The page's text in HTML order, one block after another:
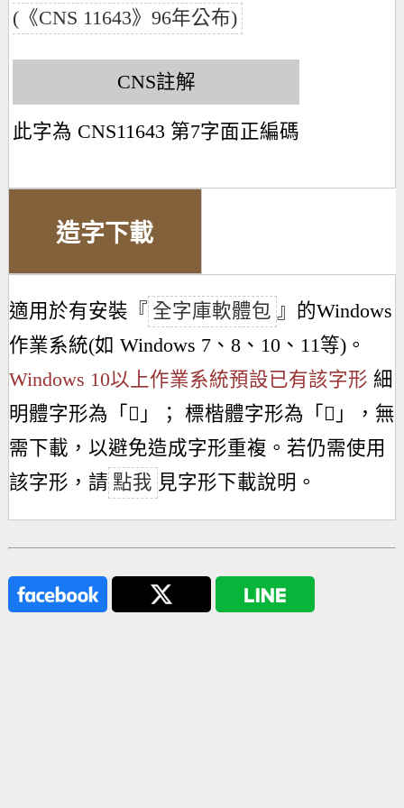
(《CNS 11643》96年公布)
CNS註解
此字為 CNS11643 第7字面正編碼
造字下載
適用於有安裝『 全字庫軟體包 』的Windows
作業系統(如 Windows 7、8、10、11等)。
Windows 10以上作業系統預設已有該字形 細
明體字形為「 𧞯 」； 標楷體字形為「 𧞯 」，無
需下載，以避免造成字形重複。若仍需使用
該字形，請 點我 見字形下載說明。